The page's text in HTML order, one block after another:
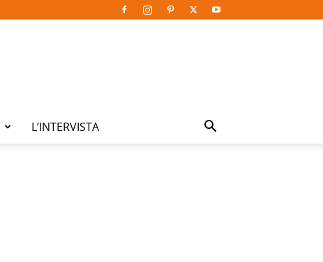
L’INTERVISTA